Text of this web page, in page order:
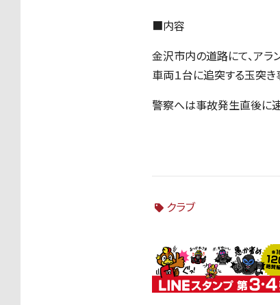
■内容
金沢市内の道路にて、ア
車両１台に追突する玉突き
警察へは事故発生直後に
クラブ